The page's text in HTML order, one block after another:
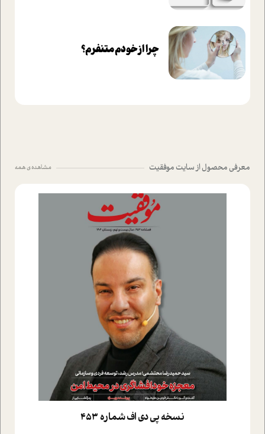
چرا از خودم متنفرم؟
معرفی محصول از سایت موفقیت مشاهده ی همه
نسخه پي دي اف شماره 453